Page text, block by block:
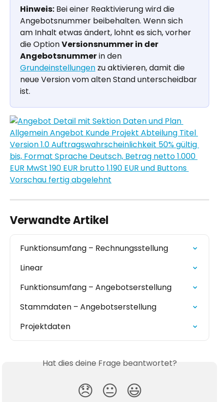
Hinweis: Bei einer Reaktivierung wird die
Angebotsnummer beibehalten. Wenn sich
am Inhalt etwas ändert, lohnt es sich, vorher
die Option Versionsnummer in der
Angebotsnummer in den
Grundeinstellungen zu aktivieren, damit die
neue Version vom alten Stand unterscheidbar
ist.
Verwandte Artikel
Funktionsumfang – Rechnungsstellung
Linear
Funktionsumfang – Angebotserstellung
Stammdaten – Angebotserstellung
Projektdaten
Hat dies deine Frage beantwortet?
😞 😐 😃